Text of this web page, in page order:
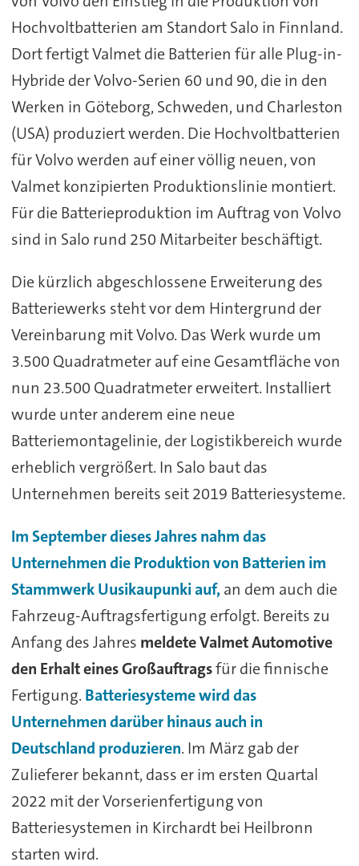
Hochvoltbatterien am Standort Salo in Finnland.
Dort fertigt Valmet die Batterien für alle Plug-in-
Hybride der Volvo-Serien 60 und 90, die in den
Werken in Göteborg, Schweden, und Charleston
(USA) produziert werden. Die Hochvoltbatterien
für Volvo werden auf einer völlig neuen, von
Valmet konzipierten Produktionslinie montiert.
Für die Batterieproduktion im Auftrag von Volvo
sind in Salo rund 250 Mitarbeiter beschäftigt.
Die kürzlich abgeschlossene Erweiterung des
Batteriewerks steht vor dem Hintergrund der
Vereinbarung mit Volvo. Das Werk wurde um
3.500 Quadratmeter auf eine Gesamtfläche von
nun 23.500 Quadratmeter erweitert. Installiert
wurde unter anderem eine neue
Batteriemontagelinie, der Logistikbereich wurde
erheblich vergrößert. In Salo baut das
Unternehmen bereits seit 2019 Batteriesysteme.
Im September dieses Jahres nahm das
Unternehmen die Produktion von Batterien im
Stammwerk Uusikaupunki auf, an dem auch die
Fahrzeug-Auftragsfertigung erfolgt. Bereits zu
Anfang des Jahres meldete Valmet Automotive
den Erhalt eines Großauftragsfür die finnische
Fertigung. Batteriesysteme wird das
Unternehmen darüber hinaus auch in
Deutschland produzieren. Im März gab der
Zulieferer bekannt, dass er im ersten Quartal
2022 mit der Vorserienfertigung von
Batteriesystemen in Kirchardt bei Heilbronn
starten wird.